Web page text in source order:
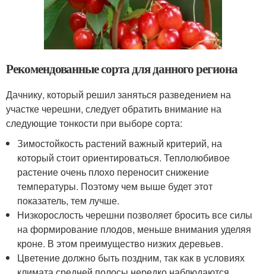
Рекомендованные сорта для данного региона
Дачнику, который решил заняться разведением на
участке черешни, следует обратить внимание на
следующие тонкости при выборе сорта:
Зимостойкость растений важный критерий, на
который стоит ориентироваться. Теплолюбивое
растение очень плохо переносит снижение
температуры. Поэтому чем выше будет этот
показатель, тем лучше.
Низкорослость черешни позволяет бросить все силы
на формирование плодов, меньше внимания уделяя
кроне. В этом преимущество низких деревьев.
Цветение должно быть поздним, так как в условиях